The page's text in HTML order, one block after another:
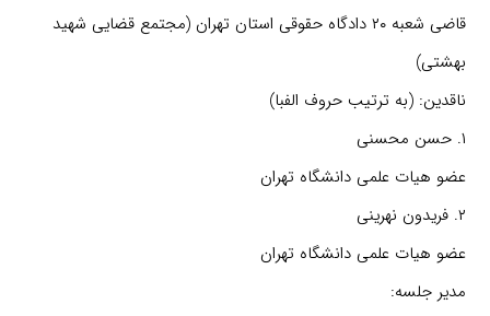
قاضی شعبه ۲۰ دادگاه حقوقی استان تهران (مجتمع قضایی شهید
بهشتی)
ناقدین: (به ترتیب حروف الفبا)
۱. حسن محسنی
عضو هیات علمی دانشگاه تهران
۲. فریدون نهرینی
عضو هیات علمی دانشگاه تهران
مدیر جلسه: